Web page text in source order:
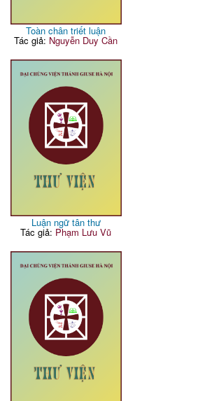
Toàn chân triết luận
Tác giả: Nguyễn Duy Cần
Luận ngữ tân thư
Tác giả: Phạm Lưu Vũ